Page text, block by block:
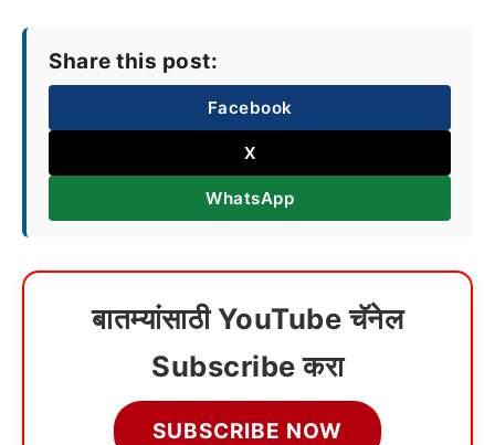
Share this post:
Facebook
X
WhatsApp
बातम्यांसाठी YouTube चॅनेल
Subscribe करा
SUBSCRIBE NOW